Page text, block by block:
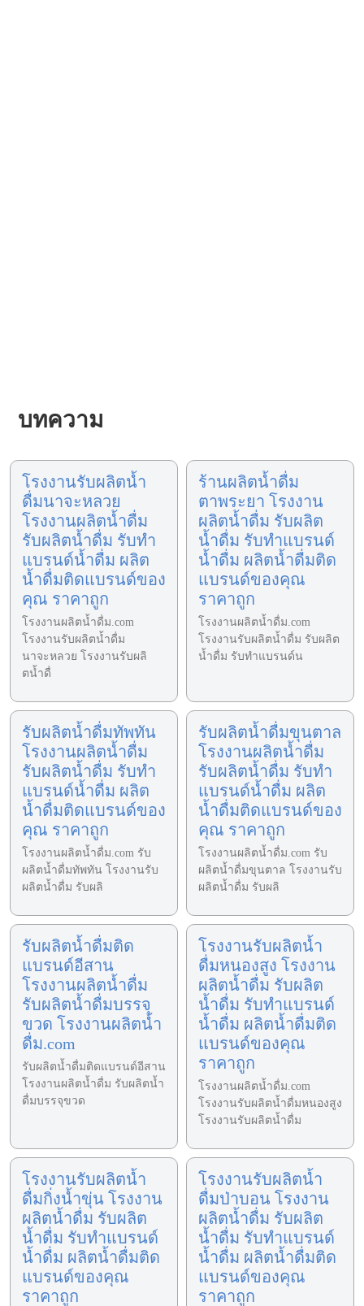
บทความ
โรงงานรับผลิตน้ำ
ดื่มนาจะหลวย
โรงงานผลิตน้ำดื่ม
รับผลิตน้ำดื่ม รับทำ
แบรนด์น้ำดื่ม ผลิต
น้ำดื่มติดแบรนด์ของ
คุณ ราคาถูก
โรงงานผลิตน้ำดื่ม.com
โรงงานรับผลิตน้ำดื่ม
นาจะหลวย โรงงานรับผลิ
ตน้ำดื่
ร้านผลิตน้ำดื่ม
ตาพระยา โรงงาน
ผลิตน้ำดื่ม รับผลิต
น้ำดื่ม รับทำแบรนด์
น้ำดื่ม ผลิตน้ำดื่มติด
แบรนด์ของคุณ
ราคาถูก
โรงงานผลิตน้ำดื่ม.com
โรงงานรับผลิตน้ำดื่ม รับผลิต
น้ำดื่ม รับทำแบรนด์น
รับผลิตน้ำดื่มทัพทัน
โรงงานผลิตน้ำดื่ม
รับผลิตน้ำดื่ม รับทำ
แบรนด์น้ำดื่ม ผลิต
น้ำดื่มติดแบรนด์ของ
คุณ ราคาถูก
โรงงานผลิตน้ำดื่ม.com รับ
ผลิตน้ำดื่มทัพทัน โรงงานรับ
ผลิตน้ำดื่ม รับผลิ
รับผลิตน้ำดื่มขุนตาล
โรงงานผลิตน้ำดื่ม
รับผลิตน้ำดื่ม รับทำ
แบรนด์น้ำดื่ม ผลิต
น้ำดื่มติดแบรนด์ของ
คุณ ราคาถูก
โรงงานผลิตน้ำดื่ม.com รับ
ผลิตน้ำดื่มขุนตาล โรงงานรับ
ผลิตน้ำดื่ม รับผลิ
รับผลิตน้ำดื่มติด
แบรนด์อีสาน
โรงงานผลิตน้ำดื่ม
รับผลิตน้ำดื่มบรรจุ
ขวด โรงงานผลิตน้ำ
ดื่ม.com
รับผลิตน้ำดื่มติดแบรนด์อีสาน
โรงงานผลิตน้ำดื่ม รับผลิตน้ำ
ดื่มบรรจุขวด
โรงงานรับผลิตน้ำ
ดื่มหนองสูง โรงงาน
ผลิตน้ำดื่ม รับผลิต
น้ำดื่ม รับทำแบรนด์
น้ำดื่ม ผลิตน้ำดื่มติด
แบรนด์ของคุณ
ราคาถูก
โรงงานผลิตน้ำดื่ม.com
โรงงานรับผลิตน้ำดื่มหนองสูง
โรงงานรับผลิตน้ำดื่ม
โรงงานรับผลิตน้ำ
ดื่มกิ่งน้ำขุ่น โรงงาน
ผลิตน้ำดื่ม รับผลิต
น้ำดื่ม รับทำแบรนด์
น้ำดื่ม ผลิตน้ำดื่มติด
แบรนด์ของคุณ
ราคาถูก
โรงงานรับผลิตน้ำ
ดื่มป่าบอน โรงงาน
ผลิตน้ำดื่ม รับผลิต
น้ำดื่ม รับทำแบรนด์
น้ำดื่ม ผลิตน้ำดื่มติด
แบรนด์ของคุณ
ราคาถูก